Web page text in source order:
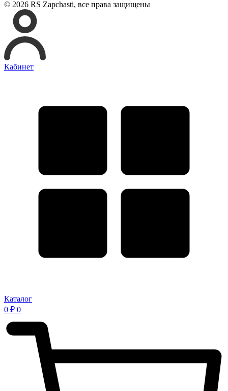
© 2026 RS Zapchasti, все права защищены
Кабинет
Каталог
0 ₽ 0